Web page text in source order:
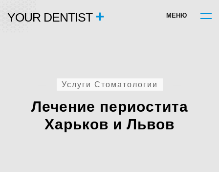
YOUR DENTIST + М ЕН Ю
Услуги Стоматологии
Лечение периостита
Харьков и Львов